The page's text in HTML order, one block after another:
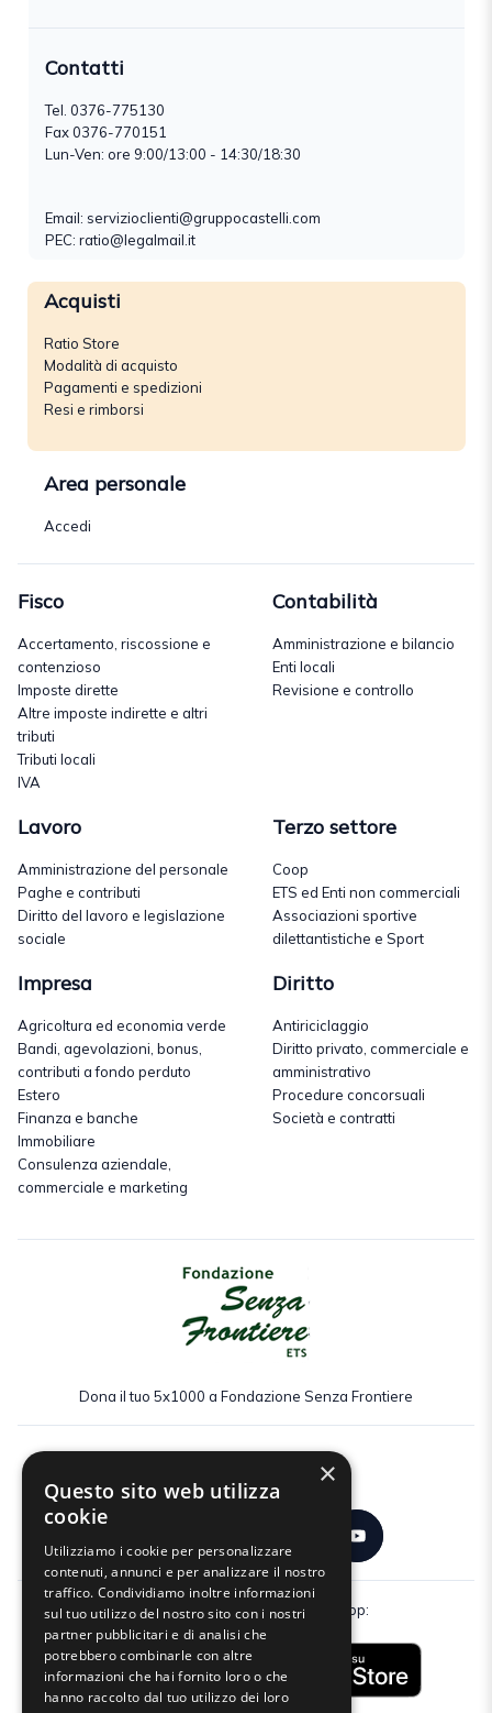
Contatti
Tel. 0376-775130
Fax 0376-770151
Lun-Ven: ore 9:00/13:00 - 14:30/18:30
Email: servizioclienti@gruppocastelli.com
PEC: ratio@legalmail.it
Acquisti
Ratio Store
Modalità di acquisto
Pagamenti e spedizioni
Resi e rimborsi
Area personale
Accedi
Fisco
Accertamento, riscossione e
contenzioso
Imposte dirette
Altre imposte indirette e altri
tributi
Tributi locali
IVA
Contabilità
Amministrazione e bilancio
Enti locali
Revisione e controllo
Lavoro
Amministrazione del personale
Paghe e contributi
Diritto del lavoro e legislazione
sociale
Terzo settore
Coop
ETS ed Enti non commerciali
Associazioni sportive
dilettantistiche e Sport
Impresa
Agricoltura ed economia verde
Bandi, agevolazioni, bonus,
contributi a fondo perduto
Estero
Finanza e banche
Immobiliare
Consulenza aziendale,
commerciale e marketing
Diritto
Antiriciclaggio
Diritto privato, commerciale e
amministrativo
Procedure concorsuali
Società e contratti
Dona il tuo 5x1000 a Fondazione Senza Frontiere
Scarica gratuitamente la nostra app:
×
Questo sito web utilizza
cookie
Utilizziamo i cookie per personalizzare
contenuti, annunci e per analizzare il nostro
traffico. Condividiamo inoltre informazioni
sul tuo utilizzo del nostro sito con i nostri
partner pubblicitari e di analisi che
potrebbero combinarle con altre
informazioni che hai fornito loro o che
hanno raccolto dal tuo utilizzo dei loro